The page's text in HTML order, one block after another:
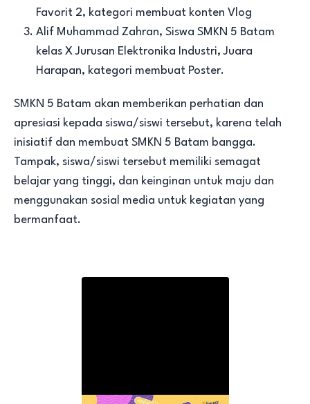
Favorit 2, kategori membuat konten Vlog
Alif Muhammad Zahran, Siswa SMKN 5 Batam
kelas X Jurusan Elektronika Industri, Juara
Harapan, kategori membuat Poster.
SMKN 5 Batam akan memberikan perhatian dan
apresiasi kepada siswa/siswi tersebut, karena telah
inisiatif dan membuat SMKN 5 Batam bangga.
Tampak, siswa/siswi tersebut memiliki semagat
belajar yang tinggi, dan keinginan untuk maju dan
menggunakan sosial media untuk kegiatan yang
bermanfaat.